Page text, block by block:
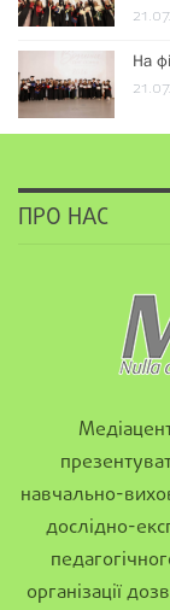
На
ПРО НАС
навчально-
дослідно-
організації